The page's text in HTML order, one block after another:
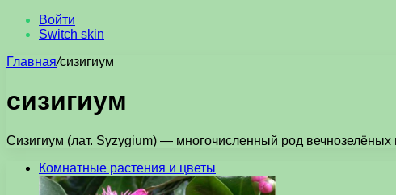
Войти
Switch skin
Главная/сизигиум
сизигиум
Сизигиум (лат. Syzygium) — многочисленный род
Комнатные растения и цветы